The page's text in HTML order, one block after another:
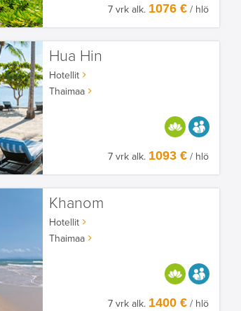
7 vrk alk. 1076 € / hlö
Hua Hin
Hotellit
Thaimaa
HYVÄÄN OLOON
7 vrk alk. 1093 € / hlö
Khanom
Hotellit
Thaimaa
HYVÄÄN OLOON
7 vrk alk. 1400 € / hlö